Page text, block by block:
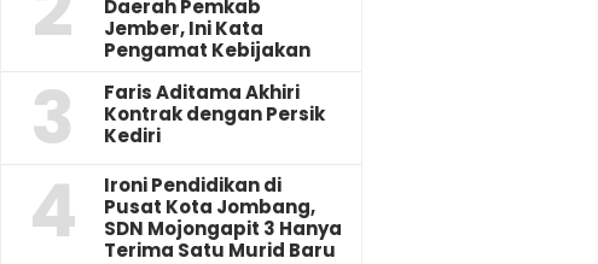
Daerah Pemkab
Jember, Ini Kata
Pengamat Kebijakan ‎
3
Faris Aditama Akhiri
Kontrak dengan Persik
Kediri
4
Ironi Pendidikan di
Pusat Kota Jombang,
SDN Mojongapit 3 Hanya
Terima Satu Murid Baru